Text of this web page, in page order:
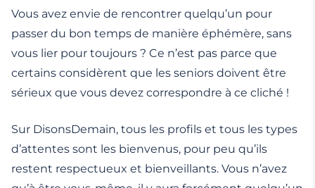
Vous avez envie de rencontrer quelqu’un pour
passer du bon temps de manière éphémère, sans
vous lier pour toujours ? Ce n’est pas parce que
certains considèrent que les seniors doivent être
sérieux que vous devez correspondre à ce cliché !
Sur DisonsDemain, tous les profils et tous les types
d’attentes sont les bienvenus, pour peu qu’ils
restent respectueux et bienveillants. Vous n’avez